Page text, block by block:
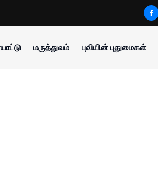
மருத்துவம் புவியின் புதுமைகள்